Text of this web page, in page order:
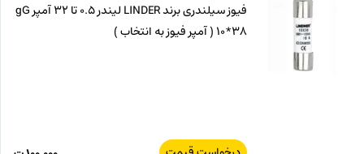
فیوز سیلندری برند LINDER لیندر 0.5 تا 32 آمپر gG
10*38 ( آمپر فیوز به انتخاب )